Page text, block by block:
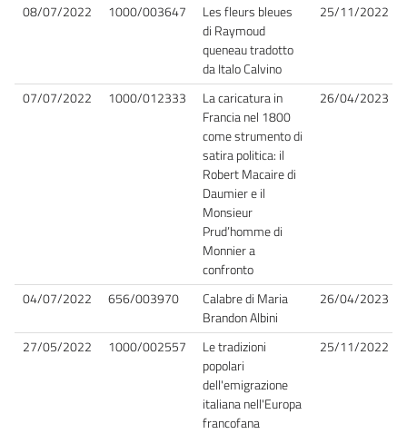
08/07/2022 1000/003647
Les fleurs bleues
di Raymoud
queneau tradotto
da Italo Calvino
25/11/2022
07/07/2022 1000/012333
La caricatura in
Francia nel 1800
come strumento di
satira politica: il
Robert Macaire di
Daumier e il
Monsieur
Prud’homme di
Monnier a
confronto
26/04/2023
04/07/2022 656/003970
Calabre di Maria
Brandon Albini
26/04/2023
27/05/2022 1000/002557
Le tradizioni
popolari
dell'emigrazione
italiana nell'Europa
francofana
25/11/2022